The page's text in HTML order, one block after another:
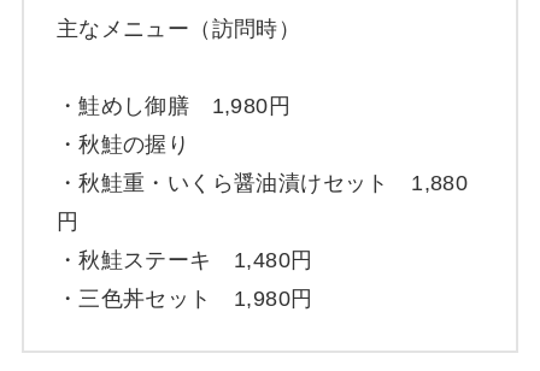
主なメニュー（訪問時）
・鮭めし御膳 1,980円
・秋鮭の握り
・秋鮭重・いくら醤油漬けセット 1,880
円
・秋鮭ステーキ 1,480円
・三色丼セット 1,980円